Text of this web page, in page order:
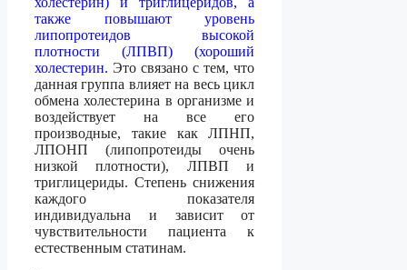
также повышают уровень
липопротеидов высокой
плотности (ЛПВП) (хороший
холестерин. Это связано с тем, что
данная группа влияет на весь цикл
обмена холестерина в организме и
воздействует на все его
производные, такие как ЛПНП,
ЛПОНП (липопротеиды очень
низкой плотности), ЛПВП и
триглицериды. Степень снижения
каждого показателя
индивидуальна и зависит от
чувствительности пациента к
естественным статинам.